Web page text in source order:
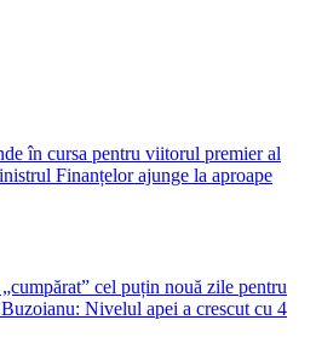
în cursa pentru viitorul premier al
Finanțelor ajunge la aproape
cel puțin nouă zile pentru
Nivelul apei a crescut cu 4